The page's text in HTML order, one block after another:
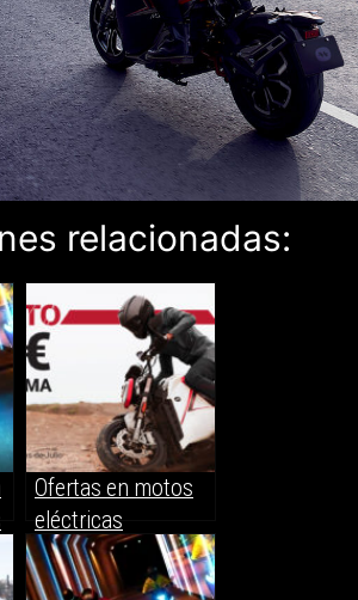
relacionadas:
Ofertas en motos
eléctricas